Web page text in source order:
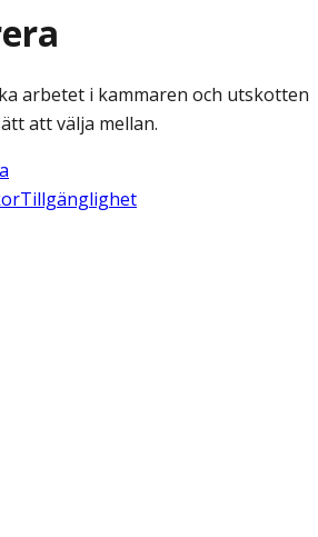
arbetet i kammaren och utskotten
att välja mellan.
Tillgänglighet